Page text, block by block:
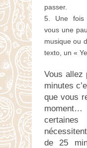
passer.
Une fois
vous une
musique ou
texto, un «
Vous allez
minutes
que vous
de 25